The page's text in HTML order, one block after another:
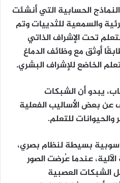
الحسابية التي أنشئت
والسمعية للثدييات وتم
تحت الإشراف الذاتي
أوثق مع وظائف الدماغ
الخاضع للإشراف البشري.
يبدو أن الشبكات
بعض الأساليب الفعلية
للتعلم.
بسيطة لنظام بصري،
عندما عُرضت الصور
الشبكات العصبية